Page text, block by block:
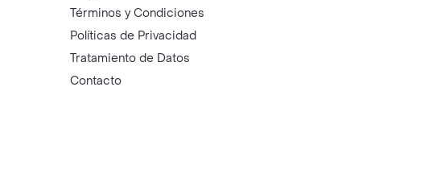
Términos y Condiciones
Políticas de Privacidad
Tratamiento de Datos
Contacto